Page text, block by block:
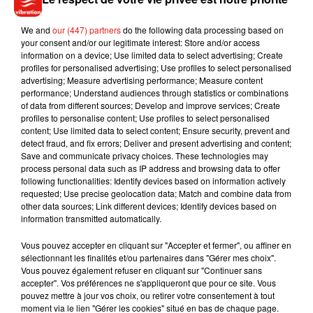
24 juillet 2026
On connaît la chanson
française la plus
écoutée au monde en
2026…...
2 3 4 5 6 7
We and our (447) partnersdo the following data processing based on
your consent and/or our legitimate interest: Store and/or access
information on a device; Use limited data to select advertising; Create
profiles for personalised advertising; Use profiles to select personalised
advertising; Measure advertising performance; Measure content
performance; Understand audiences through statistics or combinations
of data from different sources; Develop and improve services; Create
profiles to personalise content; Use profiles to select personalised
content; Use limited data to select content; Ensure security, prevent and
detect fraud, and fix errors; Deliver and present advertising and content;
Save and communicate privacy choices. These technologies may
process personal data such as IP address and browsing data to offer
following functionalities: Identify devices based on information actively
requested; Use precise geolocation data; Match and combine data from
other data sources; Link different devices; Identify devices based on
information transmitted automatically.
Vous pouvez accepter en cliquant sur "Accepter et fermer", ou affiner en
sélectionnant les finalités et/ou partenaires dans "Gérer mes choix".
Vous pouvez également refuser en cliquant sur "Continuer sans
accepter". Vos préférences ne s'appliqueront que pour ce site. Vous
pouvez mettre à jour vos choix, ou retirer votre consentement à tout
moment via le lien "Gérer les cookies" situé en bas de chaque page.